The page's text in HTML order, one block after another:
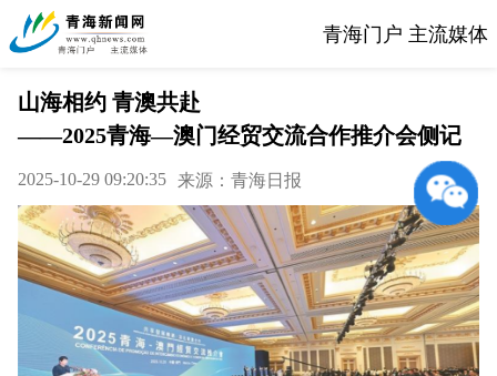
青海门户 主流媒体
山海相约 青澳共赴
——2025青海—澳门经贸交流合作推介会侧记
2025-10-29 09:20:35 来源：青海日报